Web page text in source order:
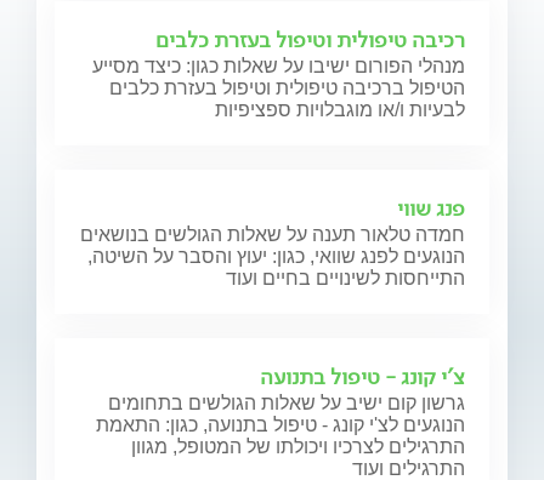
רכיבה טיפולית וטיפול בעזרת כלבים
מנהלי הפורום ישיבו על שאלות כגון: כיצד מסייע
הטיפול ברכיבה טיפולית וטיפול בעזרת כלבים
לבעיות ו/או מוגבלויות ספציפיות
פנג שווי
חמדה טלאור תענה על שאלות הגולשים בנושאים
הנוגעים לפנג שוואי, כגון: יעוץ והסבר על השיטה,
התייחסות לשינויים בחיים ועוד
צ'י קונג - טיפול בתנועה
גרשון קום ישיב על שאלות הגולשים בתחומים
הנוגעים לצ'י קונג - טיפול בתנועה, כגון: התאמת
התרגילים לצרכיו ויכולתו של המטופל, מגוון
התרגילים ועוד